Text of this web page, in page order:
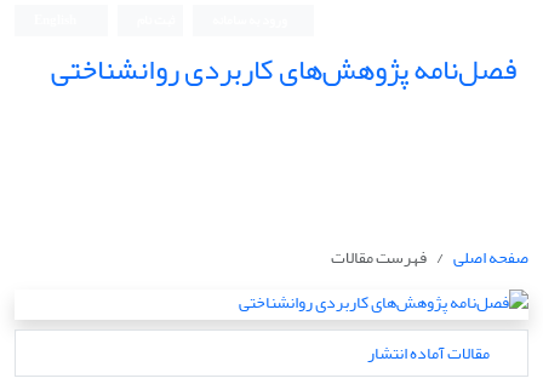
فصل‌نامه پژوهش‌های کاربردی روانشناختی
صفحه اصلی فهرست مقالات
مقالات آماده انتشار